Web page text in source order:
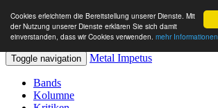
Cookies erleichtern die Bereitstellung unserer Dienste. Mit
der Nutzung unserer Dienste erklären Sie sich damit
einverstanden, dass wir Cookies verwenden. mehr Informationen
Toggle navigation Metal Impetus
Bands
Kolumne